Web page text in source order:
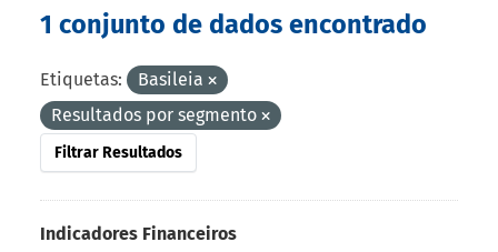
1 conjunto de dados encontrado
Etiquetas:
Basileia
Resultados por segmento
Filtrar Resultados
Indicadores Financeiros